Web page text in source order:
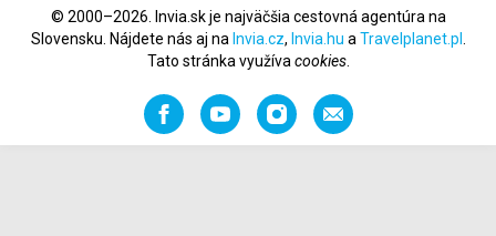
© 2000–2026. Invia.sk je najväčšia cestovná agentúra na
Slovensku. Nájdete nás aj na Invia.cz, Invia.hu a Travelplanet.pl
Tato stránka využíva cookies.
FacebookYouTubeInstagramOdporučiť